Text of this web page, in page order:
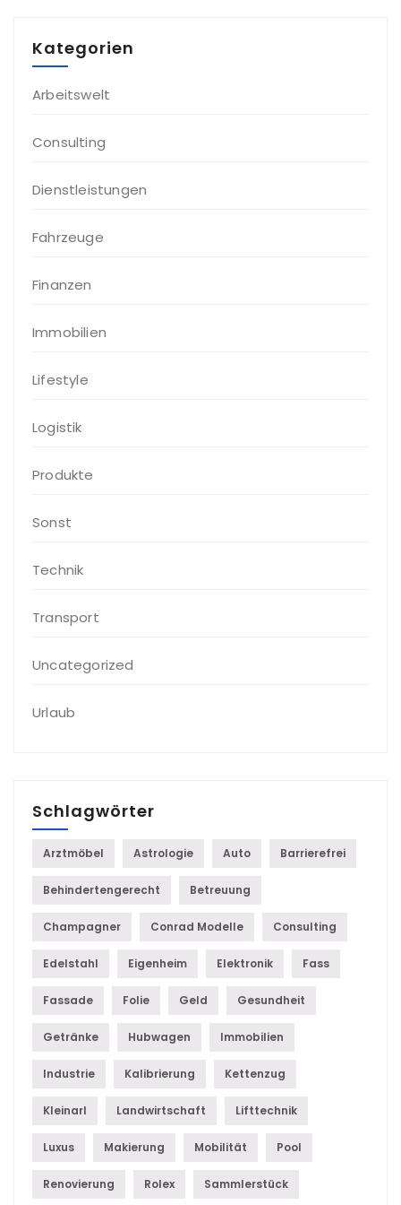
Kategorien
Arbeitswelt
Consulting
Dienstleistungen
Fahrzeuge
Finanzen
Immobilien
Lifestyle
Logistik
Produkte
Sonst
Technik
Transport
Uncategorized
Urlaub
Schlagwörter
Arztmöbel Astrologie Auto Barrierefrei
Behindertengerecht Betreuung
Champagner Conrad Modelle Consulting
Edelstahl Eigenheim Elektronik Fass
Fassade Folie Geld Gesundheit
Getränke Hubwagen Immobilien
Industrie Kalibrierung Kettenzug
Kleinarl Landwirtschaft Lifttechnik
Luxus Makierung Mobilität Pool
Renovierung Rolex Sammlerstück